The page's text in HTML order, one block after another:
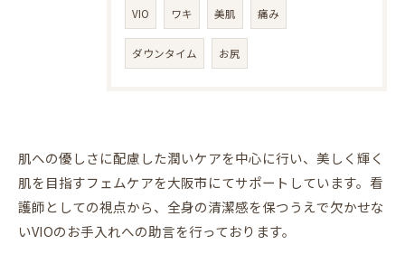
VIO ワキ 美肌 痛み
ダウンタイム お尻
肌への優しさに配慮した潤いケアを中心に行い、美しく輝く
肌を目指すフェムケアを大阪市にてサポートしています。看
護師としての視点から、全身の清潔感を保つうえで欠かせな
いVIOのお手入れへの助言を行っております。